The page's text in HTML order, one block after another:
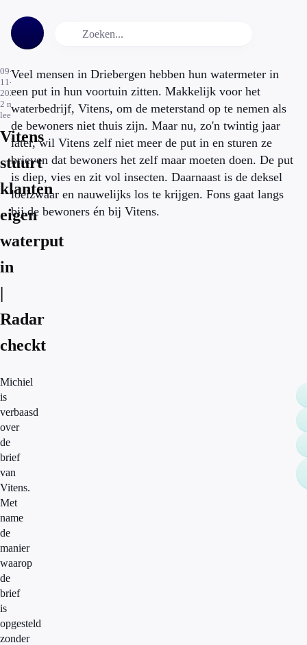
09-
11-
2020
2 min.
leestijd
Vitens
stuurt
klanten
eigen
waterput
in
|
Radar
checkt
Veel mensen in Driebergen hebben hun watermeter in
een put in hun voortuin zitten. Makkelijk voor het
waterbedrijf, Vitens, om de meterstand op te nemen als
de bewoners niet thuis zijn. Maar nu, zo'n twintig jaar
later, wil Vitens zelf niet meer de put in en sturen ze
brieven dat bewoners het zelf maar moeten doen. De put
is diep, vies en zit vol insecten. Daarnaast is de deksel
loeizwaar en nauwelijks los te krijgen. Fons gaat langs
bij de bewoners én bij Vitens.
Michiel
is
verbaasd
over
de
brief
van
Vitens.
Met
name
de
manier
waarop
de
brief
is
opgesteld
zonder